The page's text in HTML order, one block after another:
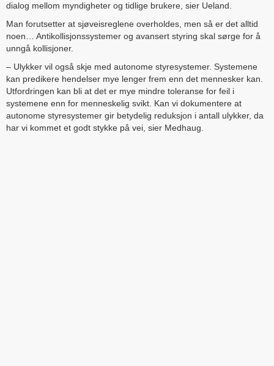
dialog mellom myndigheter og tidlige brukere, sier Ueland.
Man forutsetter at sjøveisreglene overholdes, men så er det alltid
noen… Antikollisjonssystemer og avansert styring skal sørge for å
unngå kollisjoner.
– Ulykker vil også skje med autonome styresystemer. Systemene
kan predikere hendelser mye lenger frem enn det mennesker kan.
Utfordringen kan bli at det er mye mindre toleranse for feil i
systemene enn for menneskelig svikt. Kan vi dokumentere at
autonome styresystemer gir betydelig reduksjon i antall ulykker, da
har vi kommet et godt stykke på vei, sier Medhaug.